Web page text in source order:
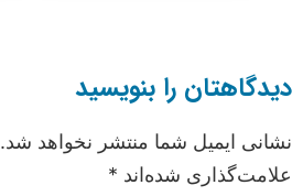
دیدگاهتان را بنویسید
نشانی ایمیل شما منتشر نخواهد شد.
علامت‌گذاری شده‌اند *